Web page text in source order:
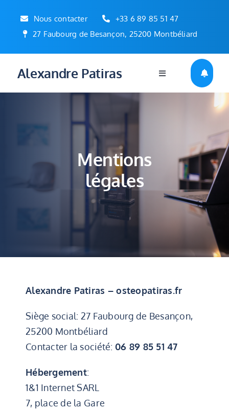
contenu
Nous contacter
+33 6 89 85 51 47
27 Faubourg de Besançon, 25200 Montbéliard
Alexandre Patiras
Toggle
Navigation
Mentions
légales
Alexandre Patiras – osteopatiras.fr
Siège social: 27 Faubourg de Besançon,
25200 Montbéliard
Contacter la société: 06 89 85 51 47
Hébergement:
1&1 Internet SARL
7, place de la Gare